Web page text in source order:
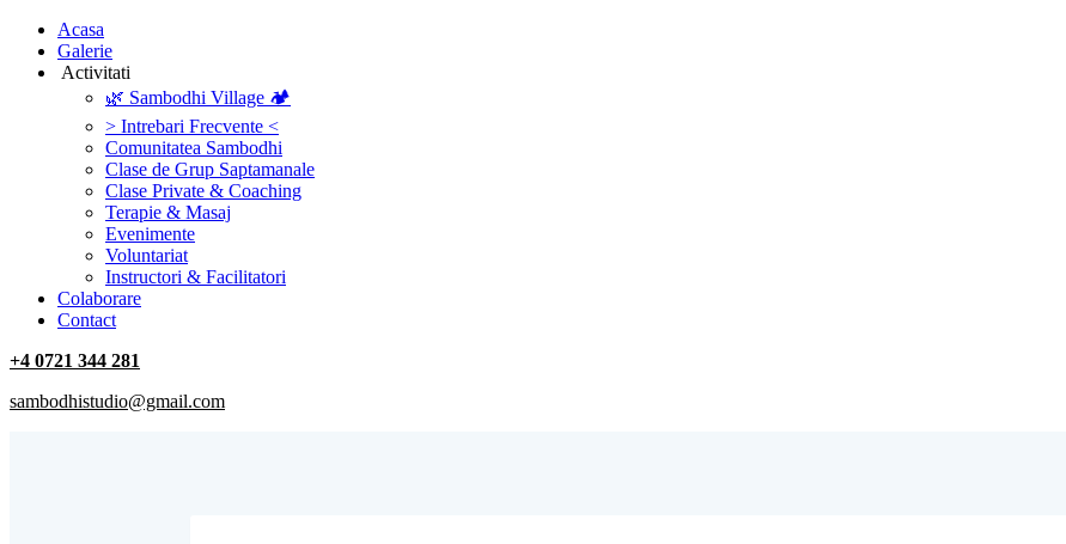
‎Acasa
Galerie
‎ ‎Activitati‎
🌿 Sambodhi Village 🏕️
> Intrebari Frecvente <
Comunitatea Sambodhi
Clase de Grup Saptamanale
Clase Private & Coaching
Terapie & Masaj
‎Evenimente
Voluntariat
‏‏‎Instructori & Facilitatori
Colaborare
Contact
+4 0721 344 281
sambodhistudio@gmail.com